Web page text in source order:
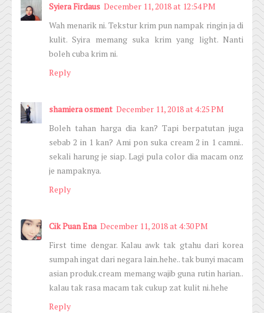
Syiera Firdaus December 11, 2018 at 12:54 PM
Wah menarik ni. Tekstur krim pun nampak ringin ja di
kulit. Syira memang suka krim yang light. Nanti
boleh cuba krim ni.
Reply
shamiera osment December 11, 2018 at 4:25 PM
Boleh tahan harga dia kan? Tapi berpatutan juga
sebab 2 in 1 kan? Ami pon suka cream 2 in 1 camni..
sekali harung je siap. Lagi pula color dia macam onz
je nampaknya.
Reply
Cik Puan Ena December 11, 2018 at 4:30 PM
First time dengar. Kalau awk tak gtahu dari korea
sumpah ingat dari negara lain.hehe.. tak bunyi macam
asian produk.cream memang wajib guna rutin harian..
kalau tak rasa macam tak cukup zat kulit ni.hehe
Reply